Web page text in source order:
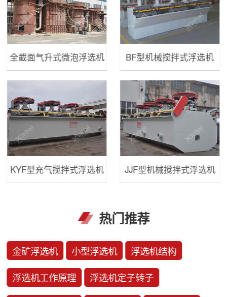
全截面气升式微泡浮选机 BF型机械搅拌式浮选机
KYF型充气搅拌式浮选机 JJF型机械搅拌式浮选机
热门推荐
金矿浮选机 小型浮选机 浮选机结构
浮选机工作原理 浮选机定子转子